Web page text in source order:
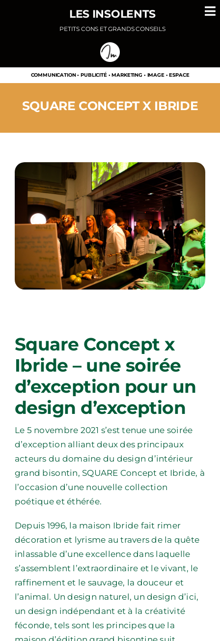
LES INSOLENTS
PETITS CONS ET GRANDS CONSEILS
COMMUNICATION • PUBLICITÉ • MARKETING • IMAGE • ESPACE
SQUARE CONCEPT X IBRIDE
Square Concept x
Ibride – une soirée
d’exception pour un
design d’exception
Le 5 novembre 2021 s’est tenue une soirée
d’exception alliant deux des principaux
acteurs du domaine du design d’intérieur
grand bisontin, SQUARE Concept et Ibride, à
l’occasion d’une nouvelle collection
poétique et éthérée.
Depuis 1996, la maison Ibride fait rimer
décoration et lyrisme au travers de la quête
inlassable d’une excellence dans laquelle
s’assemblent l’extraordinaire et le vivant, le
raffinement et le sauvage, la douceur et
l’animal. Un design naturel, un design d’ici,
un design indépendant et à la créativité
féconde, tels sont les principes que la